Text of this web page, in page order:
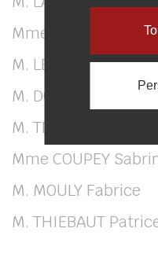
Mme SENAN Alicia
M. LE CHEVOIR
M. DOLEAC Norbert
M. TEILLARD
Mme COUPEY
M. MOULY Fabrice
M. THIEBAUT